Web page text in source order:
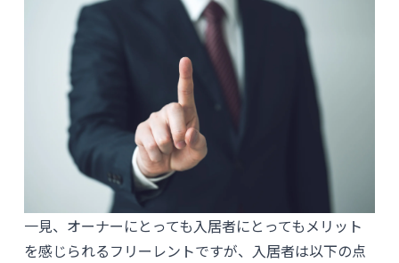
一見、オーナーにとっても入居者にとってもメリット
を感じられるフリーレントですが、入居者は以下の点